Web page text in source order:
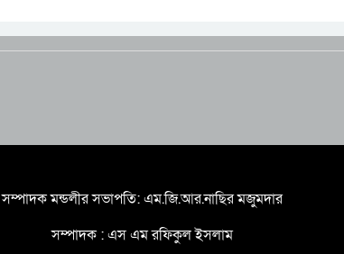
সম্পাদক মন্ডলীর সভাপতি: এম.জি.আর.নাছির মজুমদার
সম্পাদক : এস এম রফিকুল ইসলাম